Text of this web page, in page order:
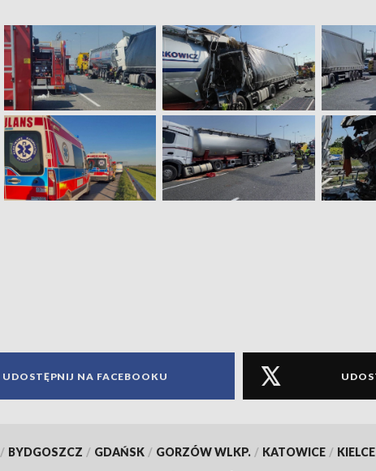
UDOSTĘPNIJ NA FACEBOOKU
/ BYDGOSZCZ / GDAŃSK / GORZÓW WLKP. / KATOWICE / KIELCE